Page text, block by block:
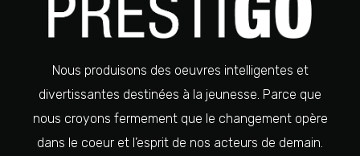
Nous produisons des oeuvres intelligentes et
divertissantes destinées à la jeunesse. Parce que
nous croyons fermement que le changement opère
dans le coeur et l’esprit de nos acteurs de demain.